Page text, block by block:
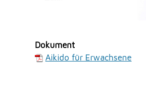
Dokument
Aikido für Erwachsene